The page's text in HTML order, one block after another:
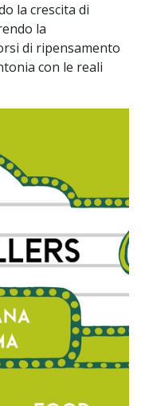
la crescita di
la
di ripensamento
con le reali